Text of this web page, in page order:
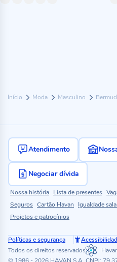
Início Moda Masculino
Atendimento
Negociar dívida
Nossa história Lista de presentes
Seguros Cartão Havan Igualdade
Projetos e patrocínios
Políticas e segurança
Todos os direitos reservados